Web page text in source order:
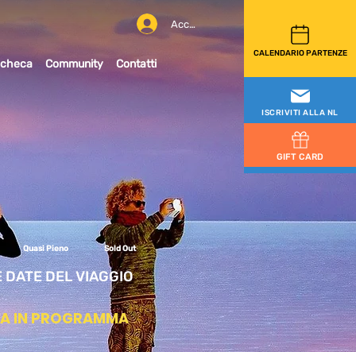
CALENDARIO PARTENZE
Accedi
ISCRIVITI ALLA NL
GIFT CARD
Community Contatti
GIFT CARD
ISCRIVITI ALLA NL
Quasi Pieno Sold Out
DATE DEL VIAGGIO
IN PROGRAMMA